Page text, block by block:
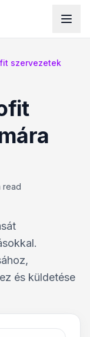
szervezetek
read
és küldetése